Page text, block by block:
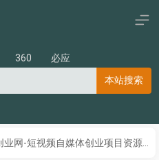
360
必应
本站搜索